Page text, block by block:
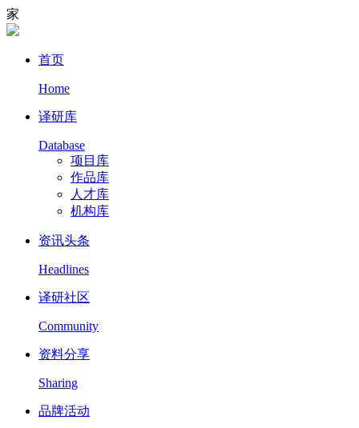
家
首页
Home
译研库
Database
项目库
作品库
人才库
机构库
资讯头条
Headlines
译研社区
Community
资料分享
Sharing
品牌活动